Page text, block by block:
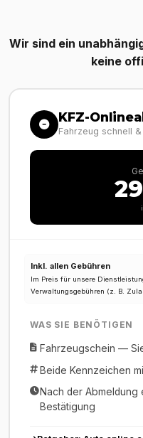
Wir sind ein
keine
KFZ-
Fahrzeug schnell
Inkl. allen Gebühren
Im Preis für unsere
Verwaltungsgebühren (z. B.
WAS SIE BENÖTIGEN
Fahrzeugschein —
Beide Kennzeichen
Nach der
Bestätigung